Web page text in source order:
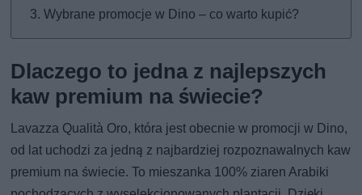
Wybrane promocje w Dino – co warto kupić?
Dlaczego to jedna z najlepszych
kaw premium na świecie?
Lavazza Qualità Oro, która jest obecnie w promocji w Dino,
od lat uchodzi za jedną z najbardziej rozpoznawalnych kaw
premium na świecie. To mieszanka 100% ziaren Arabiki